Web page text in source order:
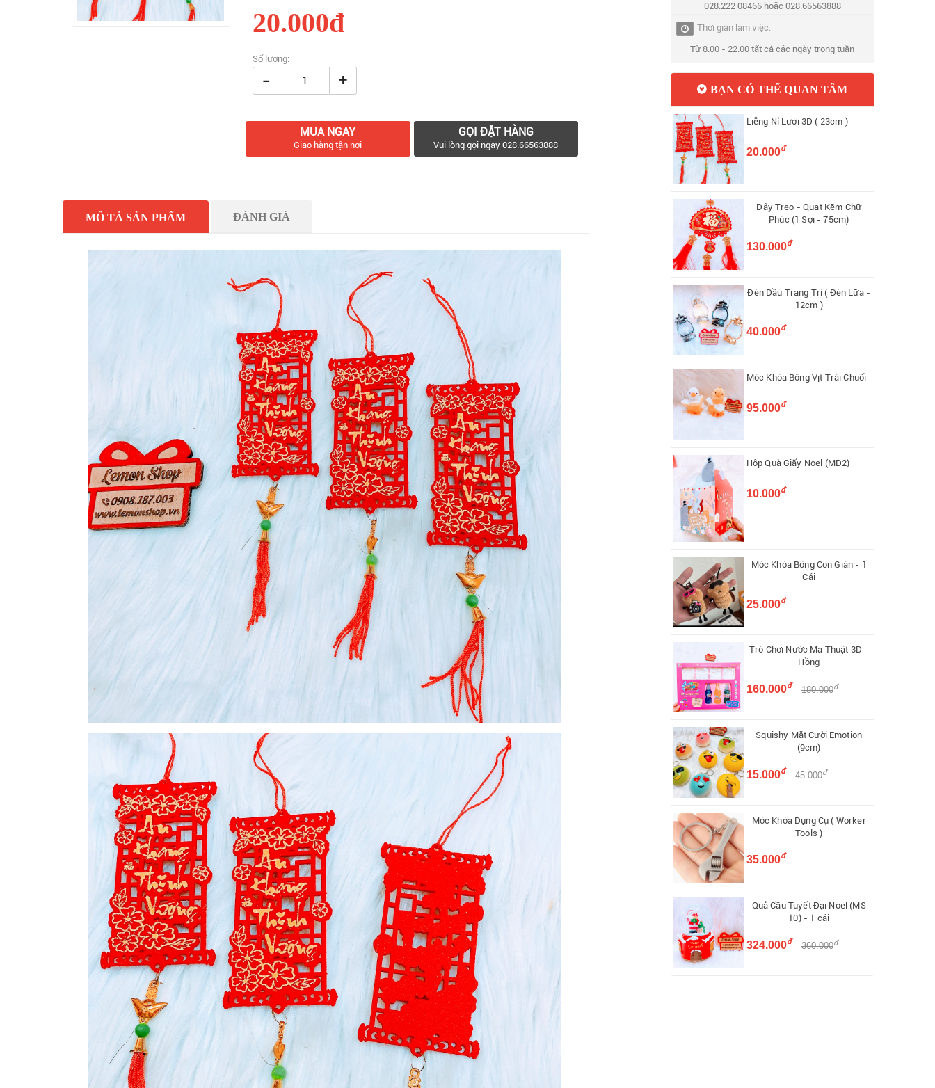
20.000đ
Số lượng:
- +
MUA NGAY
Giao hàng tận nơi
GỌI ĐẶT HÀNG
Vui lòng gọi ngay 028.66563888
MÔ TẢ SẢN PHẨM ĐÁNH GIÁ
028.222 08466 hoặc 028.66563888
Thời gian làm việc:
Từ 8.00 - 22.00 tất cả các ngày trong tuần
BẠN CÓ THỂ QUAN TÂM
Liễng Nỉ Lưới 3D ( 23cm )
20.000đ
Dây Treo - Quạt Kẽm Chữ
Phúc (1 Sợi - 75cm)
130.000đ
Đèn Dầu Trang Trí ( Đèn Lữa -
12cm )
40.000đ
Móc Khóa Bông Vịt Trái Chuối
95.000đ
Hộp Quà Giấy Noel (MD2)
10.000đ
Móc Khóa Bông Con Gián - 1
Cái
25.000đ
Trò Chơi Nước Ma Thuật 3D -
Hồng
160.000đ 180.000đ
Squishy Mặt Cười Emotion
(9cm)
15.000đ 45.000đ
Móc Khóa Dụng Cụ ( Worker
Tools )
35.000đ
Quả Cầu Tuyết Đại Noel (MS
10) - 1 cái
324.000đ 360.000đ